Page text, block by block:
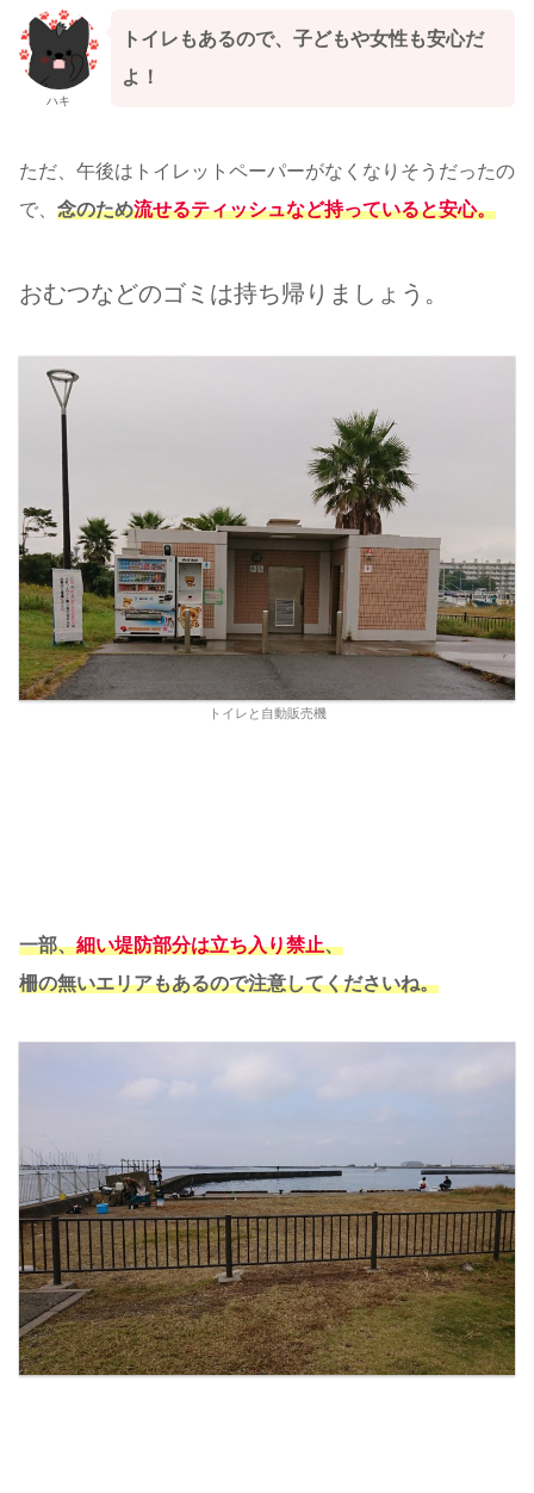
ハキ
トイレもあるので、子どもや女性も安心だ
よ！
ただ、午後はトイレットペーパーがなくなりそうだったの
で、 念のため流せるティッシュなど持っていると安心。
おむつなどのゴミは持ち帰りましょう。
トイレと自動販売機
一部、細い堤防部分は立ち入り禁止、
柵の無いエリアもあるので注意してくださいね。